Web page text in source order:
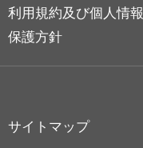
利用規約及び個人情報
保護方針
サイトマップ